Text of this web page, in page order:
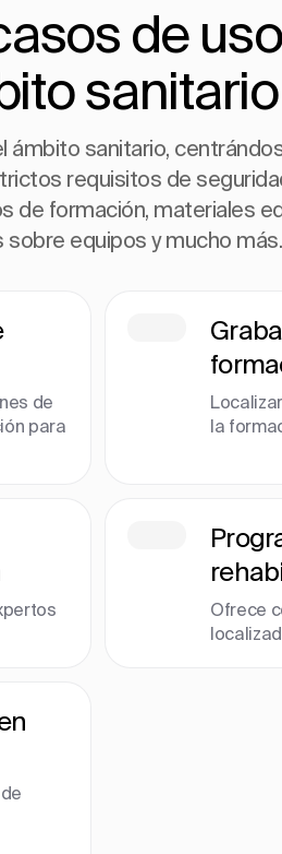
de
sanitario
ámbito sanitario,
requisitos de
de formación, materiales
sobre equipos y mucho más.
de
para
la
Ofrece